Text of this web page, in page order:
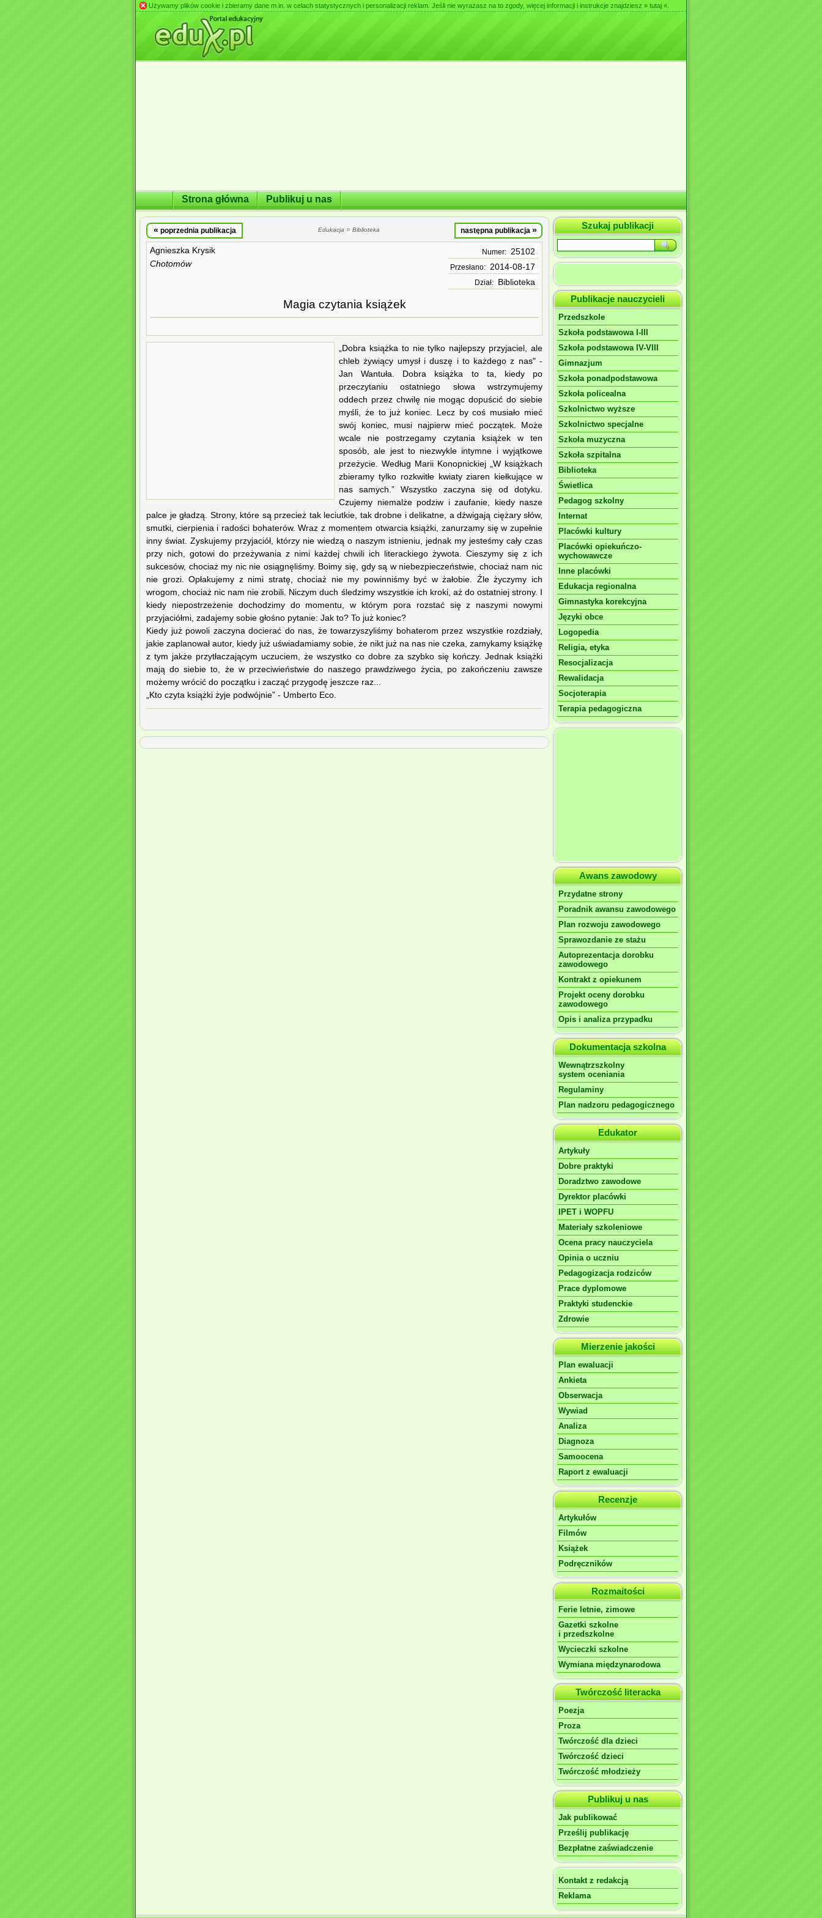
Używamy plików cookie i zbieramy dane m.in. w celach statystycznych i personalizacji reklam. Jeśli nie wyrażasz na to zgody, więcej informacji i instrukcje znajdziesz » tutaj «
Strona główna Publikuj u nas
« poprzednia publikacja Edukacja » Biblioteka następna publikacja »
Agnieszka Krysik
Chotomów
Numer: 25102
Przesłano: 2014-08-17
Dział: Biblioteka
Magia czytania książek
„Dobra książka to nie tylko najlepszy przyjaciel, ale
chleb żywiący umysł i duszę i to każdego z nas" -
Jan Wantuła. Dobra książka to ta, kiedy po
przeczytaniu ostatniego słowa wstrzymujemy
oddech przez chwilę nie mogąc dopuścić do siebie
myśli, że to już koniec. Lecz by coś musiało mieć
swój koniec, musi najpierw mieć początek. Może
wcale nie postrzegamy czytania książek w ten
sposób, ale jest to niezwykle intymne i wyjątkowe
przeżycie. Według Marii Konopnickiej „W książkach
zbieramy tylko rozkwitłe kwiaty ziaren kiełkujące w
nas samych.” Wszystko zaczyna się od dotyku.
Czujemy niemalże podziw i zaufanie, kiedy nasze
palce je gładzą. Strony, które są przecież tak leciutkie, tak drobne i delikatne, a dźwigają ciężary słów,
smutki, cierpienia i radości bohaterów. Wraz z momentem otwarcia książki, zanurzamy się w zupełnie
inny świat. Zyskujemy przyjaciół, którzy nie wiedzą o naszym istnieniu, jednak my jesteśmy cały czas
przy nich, gotowi do przeżywania z nimi każdej chwili ich literackiego żywota. Cieszymy się z ich
sukcesów, chociaż my nic nie osiągnęliśmy. Boimy się, gdy są w niebezpieczeństwie, chociaż nam nic
nie grozi. Opłakujemy z nimi stratę, chociaż nie my powinniśmy być w żałobie. Źle życzymy ich
wrogom, chociaż nic nam nie zrobili. Niczym duch śledzimy wszystkie ich kroki, aż do ostatniej strony. I
kiedy niepostrzeżenie dochodzimy do momentu, w którym pora rozstać się z naszymi nowymi
przyjaciółmi, zadajemy sobie głośno pytanie: Jak to? To już koniec?
Kiedy już powoli zaczyna docierać do nas, że towarzyszyliśmy bohaterom przez wszystkie rozdziały,
jakie zaplanował autor, kiedy już uświadamiamy sobie, że nikt już na nas nie czeka, zamykamy książkę
z tym jakże przytłaczającym uczuciem, że wszystko co dobre za szybko się kończy. Jednak książki
mają do siebie to, że w przeciwieństwie do naszego prawdziwego życia, po zakończeniu zawsze
możemy wrócić do początku i zacząć przygodę jeszcze raz...
„Kto czyta książki żyje podwójnie” - Umberto Eco.
Szukaj publikacji
Publikacje nauczycieli
Przedszkole
Szkoła podstawowa I-III
Szkoła podstawowa IV-VIII
Gimnazjum
Szkoła ponadpodstawowa
Szkoła policealna
Szkolnictwo wyższe
Szkolnictwo specjalne
Szkoła muzyczna
Szkoła szpitalna
Biblioteka
Świetlica
Pedagog szkolny
Internat
Placówki kultury
Placówki opiekuńczo-
wychowawcze
Inne placówki
Edukacja regionalna
Gimnastyka korekcyjna
Języki obce
Logopedia
Religia, etyka
Resocjalizacja
Rewalidacja
Socjoterapia
Terapia pedagogiczna
Awans zawodowy
Przydatne strony
Poradnik awansu zawodowego
Plan rozwoju zawodowego
Sprawozdanie ze stażu
Autoprezentacja dorobku
zawodowego
Kontrakt z opiekunem
Projekt oceny dorobku
zawodowego
Opis i analiza przypadku
Dokumentacja szkolna
Wewnątrzszkolny
system oceniania
Regulaminy
Plan nadzoru pedagogicznego
Edukator
Artykuły
Dobre praktyki
Doradztwo zawodowe
Dyrektor placówki
IPET i WOPFU
Materiały szkoleniowe
Ocena pracy nauczyciela
Opinia o uczniu
Pedagogizacja rodziców
Prace dyplomowe
Praktyki studenckie
Zdrowie
Mierzenie jakości
Plan ewaluacji
Ankieta
Obserwacja
Wywiad
Analiza
Diagnoza
Samoocena
Raport z ewaluacji
Recenzje
Artykułów
Filmów
Książek
Podręczników
Rozmaitości
Ferie letnie, zimowe
Gazetki szkolne
i przedszkolne
Wycieczki szkolne
Wymiana międzynarodowa
Twórczość literacka
Poezja
Proza
Twórczość dla dzieci
Twórczość dzieci
Twórczość młodzieży
Publikuj u nas
Jak publikować
Prześlij publikację
Bezpłatne zaświadczenie
Kontakt z redakcją
Reklama